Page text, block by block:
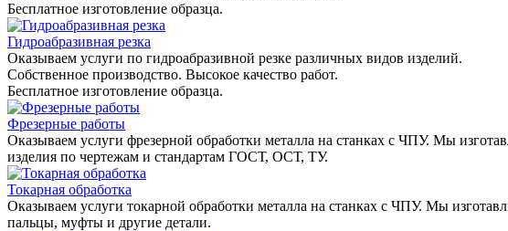
Бесплатное изготовление образца.
Гидроабразивная резка
Оказываем услуги по гидроабразивной резке различных видов изделий.
Собственное производство. Высокое качество работ.
Бесплатное изготовление образца.
Фрезерные работы
Оказываем услуги фрезерной обработки металла на станках с ЧПУ. Мы
изделия по чертежам и стандартам ГОСТ, ОСТ, ТУ.
Токарная обработка
Оказываем услуги токарной обработки металла на станках с ЧПУ. Мы
пальцы, муфты и другие детали.